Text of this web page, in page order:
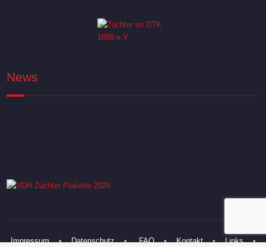
News
Impressum•Datenschutz•FAQ•Kontakt•Links•